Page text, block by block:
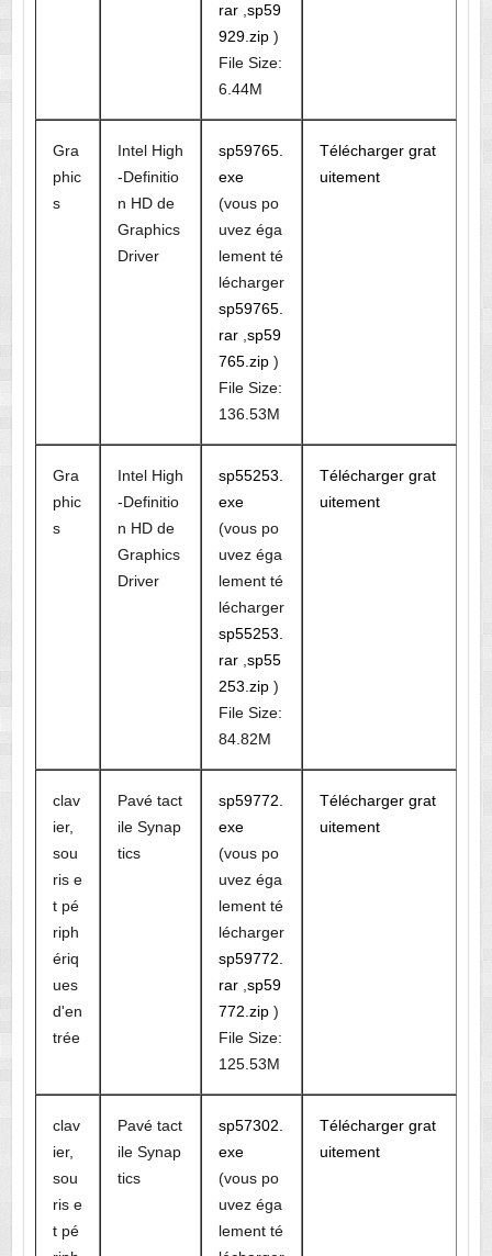
rar, sp59
929.zip)
File Size:
6.44M
Gra
phic
s
Intel High
-Definitio
n HD de
Graphics
Driver
sp59765.
exe
(vous po
uvez éga
lement té
lécharger
sp59765.
rar, sp59
765.zip)
File Size:
136.53M
Télécharger grat
uitement
Gra
phic
s
Intel High
-Definitio
n HD de
Graphics
Driver
sp55253.
exe
(vous po
uvez éga
lement té
lécharger
sp55253.
rar, sp55
253.zip)
File Size:
84.82M
Télécharger grat
uitement
clav
ier,
sou
ris e
t pé
riph
ériq
ues
d'en
trée
Pavé tact
ile Synap
tics
sp59772.
exe
(vous po
uvez éga
lement té
lécharger
sp59772.
rar, sp59
772.zip)
File Size:
125.53M
Télécharger grat
uitement
clav
ier,
sou
ris e
t pé
Pavé tact
ile Synap
tics
sp57302.
exe
(vous po
uvez éga
lement té
Télécharger grat
uitement